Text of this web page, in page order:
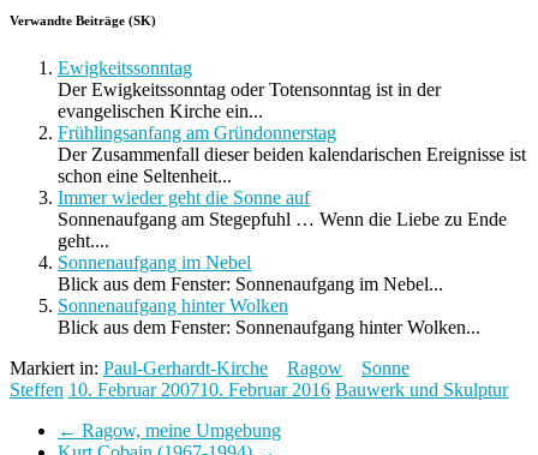
Verwandte Beiträge (SK)
Ewigkeitssonntag
Der Ewigkeitssonntag oder Totensonntag ist in der
evangelischen Kirche ein...
Frühlingsanfang am Gründonnerstag
Der Zusammenfall dieser beiden kalendarischen Ereignisse ist
schon eine Seltenheit...
Immer wieder geht die Sonne auf
Sonnenaufgang am Stegepfuhl … Wenn die Liebe zu Ende
geht....
Sonnenaufgang im Nebel
Blick aus dem Fenster: Sonnenaufgang im Nebel...
Sonnenaufgang hinter Wolken
Blick aus dem Fenster: Sonnenaufgang hinter Wolken...
Markiert in: Paul-Gerhardt-Kirche Ragow
Sonne
Steffen 10. Februar 200710. Februar 2016 Bauwerk und Skulptur
← Ragow, meine Umgebung